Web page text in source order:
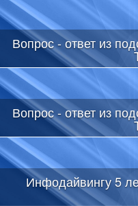
Вопрос - ответ из
Вопрос - ответ из
Инфодайвингу 5